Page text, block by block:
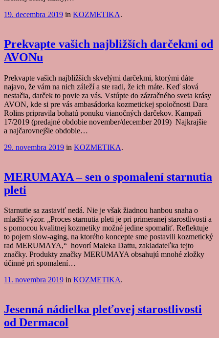
19. decembra 2019 in KOZMETIKA.
Prekvapte vašich najbližších darčekmi od
AVONu
Prekvapte vašich najbližších skvelými darčekmi, ktorými dáte
najavo, že vám na nich záleží a ste radi, že ich máte. Keď slová
nestačia, darček to povie za vás. Vstúpte do zázračného sveta krásy
AVON, kde si pre vás ambasádorka kozmetickej spoločnosti Dara
Rolins pripravila bohatú ponuku vianočných darčekov. Kampaň
17/2019 (predajné obdobie november/december 2019) Najkrajšie
a najčarovnejšie obdobie…
29. novembra 2019 in KOZMETIKA.
MERUMAYA – sen o spomalení starnutia
pleti
Starnutie sa zastaviť nedá. Nie je však žiadnou hanbou snaha o
mladší výzor. „Proces starnutia pleti je pri primeranej starostlivosti a
s pomocou kvalitnej kozmetiky možné jedine spomaliť. Reflektuje
to pojem slow-aging, na ktorého koncepte sme postavili kozmetický
rad MERUMAYA,“ hovorí Maleka Dattu, zakladateľka tejto
značky. Produkty značky MERUMAYA obsahujú mnohé zložky
účinné pri spomalení…
11. novembra 2019 in KOZMETIKA.
Jesenná nádielka pleťovej starostlivosti
od Dermacol